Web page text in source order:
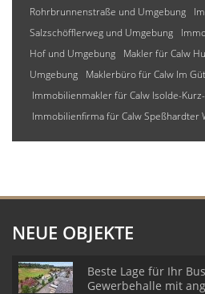
Rohrbrunnenstraße und Umgebung
Salzschöfflerweg und Umgebung
Hof und Umgebung
Makler für Calw
Umgebung
Maklerbüro für Calw Im
Immobilienmakler für Calw Isolde-
Immobilienfirma für Calw Speßhardter
NEUE OBJEKTE
Beste Lage für Ihr
Gewerbehalle mit